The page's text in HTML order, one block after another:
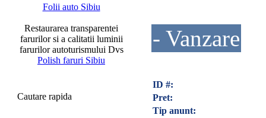
Folii auto Sibiu
Restaurarea transparentei
farurilor si a calitatii luminii
farurilor autoturismului Dvs
Polish faruri Sibiu
Cautare rapida
- Vanzare
ID #:
Pret:
Tip anunt: